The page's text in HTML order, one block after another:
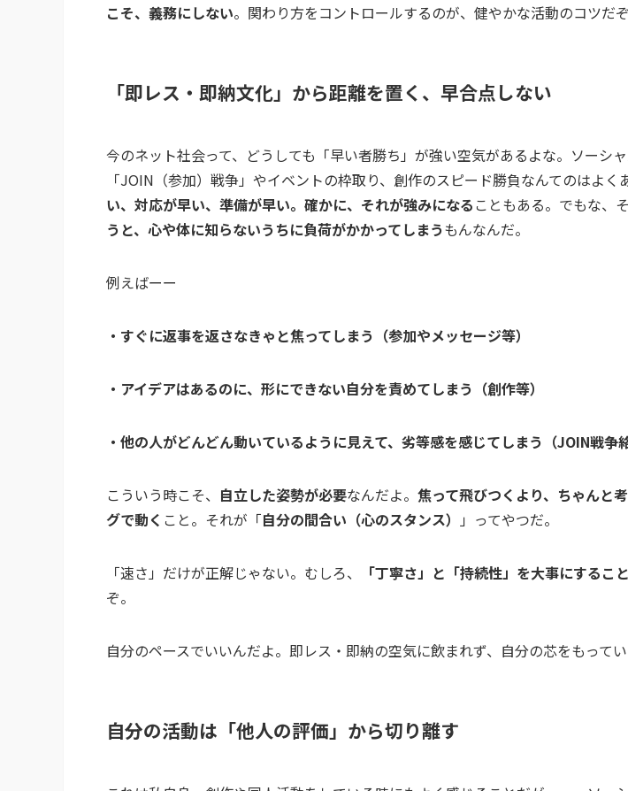
こそ、義務にしない。関わり方をコントロールするのが、健やかな活動のコツだぞ
「即レス・即納文化」から距離を置く、早合点しない
今のネット社会って、どうしても「早い者勝ち」が強い空気があるよな。ソーシャ
「JOIN（参加）戦争」やイベントの枠取り、創作のスピード勝負なんてのはよく
い、対応が早い、準備が早い。確かに、それが強みになる こともある。でもな、
うと、心や体に知らないうちに負荷がかかってしまうもんなんだ。
例えばーー
・すぐに返事を返さなきゃと焦ってしまう（参加やメッセージ等）
・アイデアはあるのに、形にできない自分を責めてしまう（創作等）
・他の人がどんどん動いているように見えて、劣等感を感じてしまう（JOIN戦争
こういう時こそ、 自立した姿勢が必要なんだよ。 焦って飛びつくより、ちゃんと
グで動く こと。それが「自分の間合い（心のスタンス） 」ってやつだ。
「速さ」だけが正解じゃない。むしろ、 「丁寧さ」と「持続性」を大事にすること
ぞ。
自分のペースでいいんだよ。即レス・即納の空気に飲まれず、自分の芯をもってい
自分の活動は「他人の評価」から切り離す